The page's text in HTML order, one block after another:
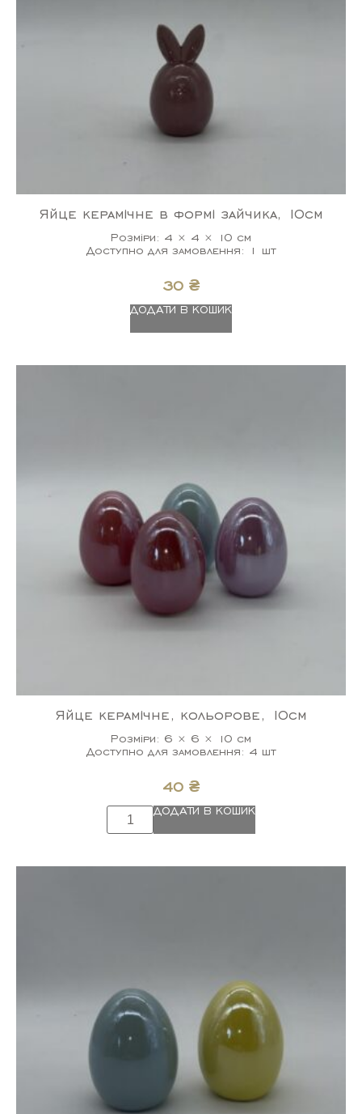
Яйце керамічне в формі зайчика, 10см
Розміри: 4 × 4 × 10 см
Доступно для замовлення: 1 шт
30 ₴
ДОДАТИ В КОШИК
Яйце керамічне, кольорове, 10см
Розміри: 6 × 6 × 10 см
Доступно для замовлення: 4 шт
40 ₴
ДОДАТИ В КОШИК